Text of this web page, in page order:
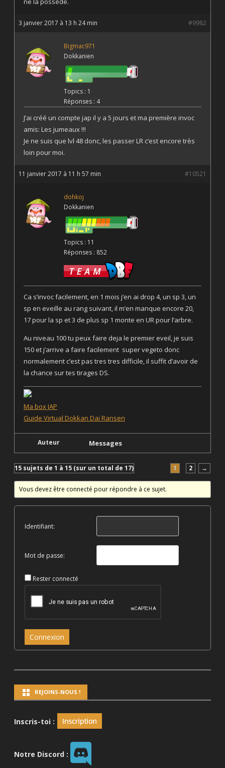
3 janvier 2017 à 13 h 24 min #9982
Bigmac971
Dokkanien
Topics : 1
Réponses : 4
J’ai créé un compte jap il y a 5 jours et ma première invoc
amis: Les jumeaux !!!
Je ne suis que lvl 48 donc, les passer LR c’est encore très
loin pour moi.
11 janvier 2017 à 11 h 57 min #10521
dohkoj
Dokkanien
Topics : 11
Réponses : 852
Ca s’invoc facilement, en 1 mois j’en ai drop 4, un sp 3, un
sp en eveille au rang suivant, il m’en manque encore 20,
17 pour la sp et 3 de plus sp 1 monte en UR pour l’arbre.
Au niveau 100 tu peux faire deja le premier eveil, je suis
150 et j’arrive a faire facilement super vegeto donc
normalement c’est pas tres tres difficile, il suffit d’avoir de
la chance sur tes tirages DS.
Ma box JAP
Guide Virtual Dokkan Dai Ransen
Auteur Messages
15 sujets de 1 à 15 (sur un total de 17) 1 2 →
Vous devez être connecté pour répondre à ce sujet.
Identifiant:
Mot de passe:
Rester connecté
Connexion
REJOINS-NOUS !
Inscris-toi :
Notre Discord :